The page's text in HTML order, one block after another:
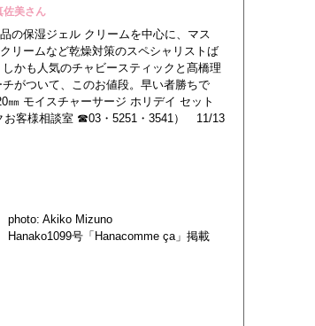
佐美さん
の保湿ジェル クリームを中心に、マス
リームなど乾燥対策のスペシャリストば
かも人気のチャビースティックと髙橋理
がついて、このお値段。早い者勝ちで
㎜ モイスチャーサージ ホリデイ セット
お客様相談室 ☎03・5251・3541） 11/13
photo: Akiko Mizuno
Hanako1099号「Hanacomme ça」掲載